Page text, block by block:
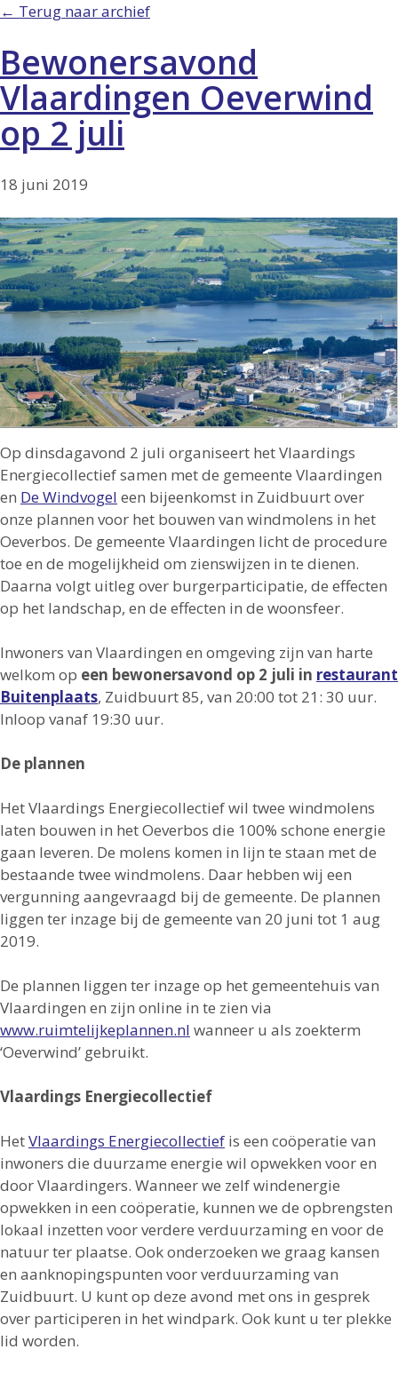
← Terug naar archief
Bewonersavond
Vlaardingen Oeverwind
op 2 juli
18 juni 2019
Op dinsdagavond 2 juli organiseert het Vlaardings
Energiecollectief samen met de gemeente Vlaardingen
en De Windvogel een bijeenkomst in Zuidbuurt over
onze plannen voor het bouwen van windmolens in het
Oeverbos. De gemeente Vlaardingen licht de procedure
toe en de mogelijkheid om zienswijzen in te dienen.
Daarna volgt uitleg over burgerparticipatie, de effecten
op het landschap, en de effecten in de woonsfeer.
Inwoners van Vlaardingen en omgeving zijn van harte
welkom op een bewonersavond op 2 juli in restaurant
Buitenplaats, Zuidbuurt 85, van 20:00 tot 21: 30 uur.
Inloop vanaf 19:30 uur.
De plannen
Het Vlaardings Energiecollectief wil twee windmolens
laten bouwen in het Oeverbos die 100% schone energie
gaan leveren. De molens komen in lijn te staan met de
bestaande twee windmolens. Daar hebben wij een
vergunning aangevraagd bij de gemeente. De plannen
liggen ter inzage bij de gemeente van 20 juni tot 1 aug
2019.
De plannen liggen ter inzage op het gemeentehuis van
Vlaardingen en zijn online in te zien via
www.ruimtelijkeplannen.nl wanneer u als zoekterm
‘Oeverwind’ gebruikt.
Vlaardings Energiecollectief
HetVlaardings Energiecollectief is een coöperatie van
inwoners die duurzame energie wil opwekken voor en
door Vlaardingers. Wanneer we zelf windenergie
opwekken in een coöperatie, kunnen we de opbrengsten
lokaal inzetten voor verdere verduurzaming en voor de
natuur ter plaatse. Ook onderzoeken we graag kansen
en aanknopingspunten voor verduurzaming van
Zuidbuurt. U kunt op deze avond met ons in gesprek
over participeren in het windpark. Ook kunt u ter plekke
lid worden.